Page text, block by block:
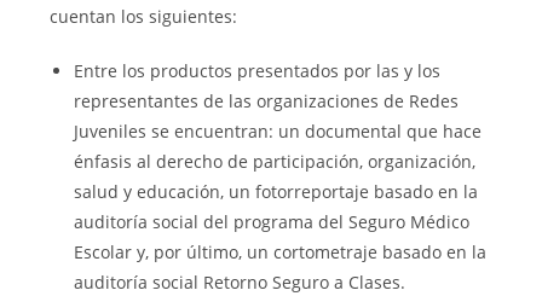
cuentan los siguientes:
Entre los productos presentados por las y los
representantes de las organizaciones de Redes
Juveniles se encuentran: un documental que hace
énfasis al derecho de participación, organización,
salud y educación, un fotorreportaje basado en la
auditoría social del programa del Seguro Médico
Escolar y, por último, un cortometraje basado en la
auditoría social Retorno Seguro a Clases.